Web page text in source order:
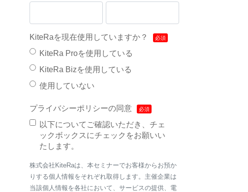
KiteRaを現在使用していますか？
KiteRa Proを使用している
KiteRa Bizを使用している
使用していない
プライバシーポリシーの同意
以下についてご確認いただき、チェ
ックボックスにチェックをお願いい
たします。
株式会社KiteRaは、本セミナーでお客様からお預か
りする個人情報をそれぞれ取得します。主催企業は
当該個人情報を各社において、サービスの提供、電